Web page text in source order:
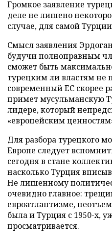
Громкое заявление
деле не лишено
случае, для самой
Смысл заявления
будучи полноправным
сможет быть
турецким ли властям не
современный ЕС скорее
примет мусульманскую
лидере, который
«европейским
Для разбора турецкого
Европе следует
сегодня в стане
насколько Турция
Не лишенному
очевидно главное:
евроатлантизме,
была и Турция с 1950-х,
просматривается.